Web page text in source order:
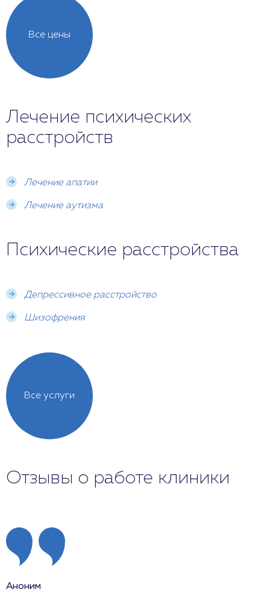
Все цены
Лечение психических
расстройств
Лечение апатии
Лечение аутизма
Психические расстройства
Депрессивное расстройство
Шизофрения
Все услуги
Отзывы о работе клиники
Аноним